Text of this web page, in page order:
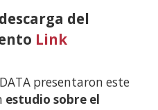
del
Link
presentaron este
estudio sobre el